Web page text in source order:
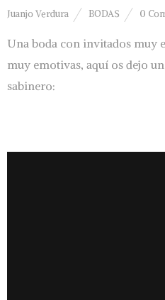
Juanjo Verdura BODAS 0
Una boda con invitados muy
muy emotivas, aquí os dejo
sabinero: